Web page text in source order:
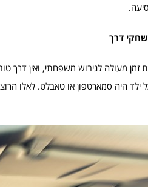
דרך
זמן מעולה לגיבוש משפחתי, ואין
ילד היה סמארטפון או טאבלט. לאלו